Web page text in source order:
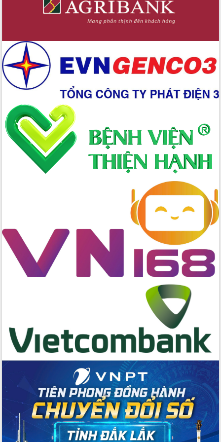
Xây dựng nền hành chính số đồng
hành cùng nông dân dân, doanh nghiệp
đấu có 77% xã đạt chuẩn nông thôn
Chuyển đổi số 'mở đường' cho nông
nghiệp Đắk Lắk tăng trưởng bứt phá
Triển khai đồng bộ đo đạc, lập hồ sơ
địa chính, hoàn thiện cơ sở dữ liệu đất
đai
Ứng dụng sinh trắc học - Bước tiến
trong hành trình chuyển đổi số tại Đắk
Lắk
Đắk Lắk nâng cao hiệu quả công tác
Đảng từ Sổ tay đảng viên điện tử
Đắk Lắk đẩy mạnh nuôi biển công
cấp xã
Đắk Lắk phát động hưởng ứng Ngày
Quyền của người tiêu dùng Việt Nam
2026
Đẩy mạnh cải cách hành chính, quyết
Phó Bí thư Tỉnh ủy Đắk Lắk Đỗ Hữu
Huy giữ chức Bí thư Đảng ủy Ủy Ban
Nhân dân tỉnh
Chuyển đổi số thư viện: Mở rộng
không gian tri thức trong thời đại số
Đánh giá, rút kinh nghiệm công tác tổ
chức diễn tập trước ngày bầu cử
Chương trình “Gặp gỡ hữu nghị –
Friendship Meeting New Year 2026”